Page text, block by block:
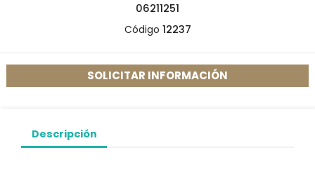
06211251
Código 12237
SOLICITAR INFORMACIÓN
Descripción